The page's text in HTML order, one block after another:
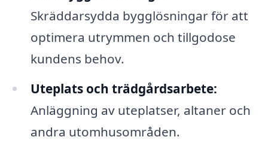
Skräddarsydda bygglösningar för att
optimera utrymmen och tillgodose
kundens behov.
Uteplats och trädgårdsarbete:
Anläggning av uteplatser, altaner och
andra utomhusområden.